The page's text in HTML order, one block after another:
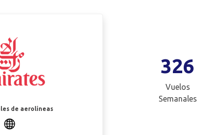
de aerolíneas
326
Vuelos
Semanales